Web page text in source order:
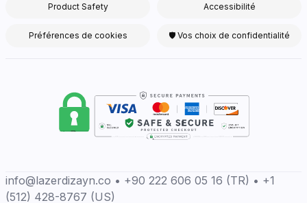
Product Safety Accessibilité
Préférences de cookies 🛡 Vos choix de confidentialité
info@lazerdizayn.co • +90 222 606 05 16 (TR) • +1
(512) 428-8767 (US)